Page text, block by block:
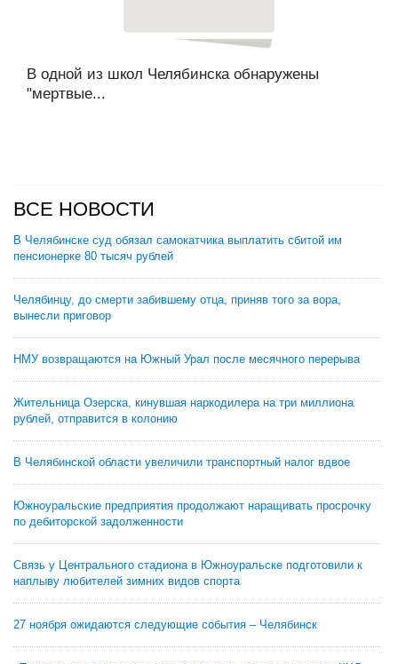
В одной из школ Челябинска обнаружены
"мертвые...
ВСЕ НОВОСТИ
В Челябинске суд обязал самокатчика выплатить сбитой им
пенсионерке 80 тысяч рублей
Челябинцу, до смерти забившему отца, приняв того за вора,
вынесли приговор
НМУ возвращаются на Южный Урал после месячного перерыва
Жительница Озерска, кинувшая наркодилера на три миллиона
рублей, отправится в колонию
В Челябинской области увеличили транспортный налог вдвое
Южноуральские предприятия продолжают наращивать просрочку
по дебиторской задолженности
Связь у Центрального стадиона в Южноуральске подготовили к
наплыву любителей зимних видов спорта
27 ноября ожидаются следующие события – Челябинск